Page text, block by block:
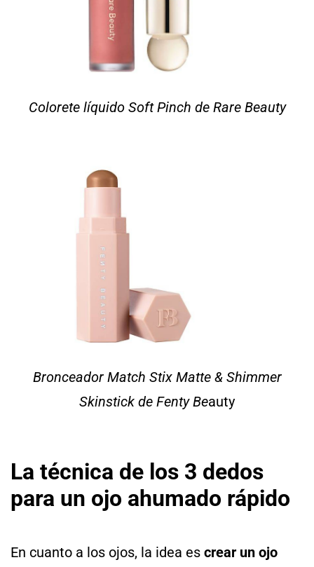
Colorete líquido Soft Pinch de Rare Beauty
Bronceador Match Stix Matte & Shimmer
Skinstick de Fenty Beauty
La técnica de los 3 dedos
para un ojo ahumado rápido
En cuanto a los ojos, la idea es crear un ojo